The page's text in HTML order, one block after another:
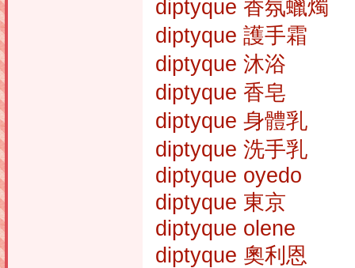
diptyque 香氛蠟燭
diptyque 護手霜
diptyque 沐浴
diptyque 香皂
diptyque 身體乳
diptyque 洗手乳
diptyque oyedo
diptyque 東京
diptyque olene
diptyque 奧利恩